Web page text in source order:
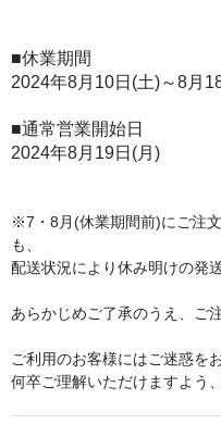
■休業期間
2024年8月10日(土)～8月
■通常営業開始日
2024年8月19日(月)
※7・8月(休業期間前)にご注
も、
配送状況により休み明けの発
あらかじめご了承のうえ、ご
ご利用のお客様にはご迷惑を
何卒ご理解いただけますよう